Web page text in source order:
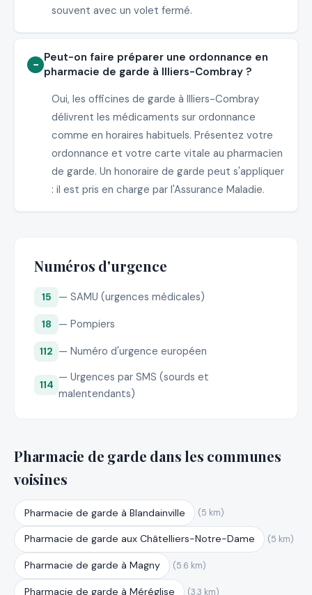
souvent avec un volet fermé.
Peut-on faire préparer une ordonnance en
pharmacie de garde à Illiers-Combray ?
Oui, les officines de garde à Illiers-Combray
délivrent les médicaments sur ordonnance
comme en horaires habituels. Présentez votre
ordonnance et votre carte vitale au pharmacien
de garde. Un honoraire de garde peut s'appliquer
: il est pris en charge par l'Assurance Maladie.
Numéros d'urgence
15 — SAMU (urgences médicales)
18 — Pompiers
112 — Numéro d'urgence européen
114
— Urgences par SMS (sourds et
malentendants)
Pharmacie de garde dans les communes
voisines
Pharmacie de garde à Blandainville (5 km)
Pharmacie de garde aux Châtelliers-Notre-Dame (5 km)
Pharmacie de garde à Magny (5.6 km)
Pharmacie de garde à Méréglise (3.3 km)